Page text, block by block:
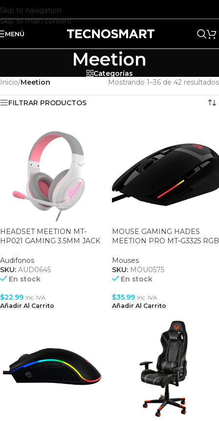
Skip to navigation
Skip to main content
MENÚ
Meetion
Categorías
Inicio/Meetion Mostrando 1–36 de 42 resultados
FILTRAR PRODUCTOS
HEADSET MEETION MT-
HP021 GAMING 3.5MM JACK
VOLUMEN –
BLANCO/ROSADO
Audifonos
SKU: AUD0645
En stock
$22.99 Inc. IVA
Añadir Al Carrito
MOUSE GAMING HADES
MEETION PRO MT-G3325 RGB
5000DPI – BLACK
Mouses
SKU: MOU0575
En stock
$35.99 Inc. IVA
Añadir Al Carrito